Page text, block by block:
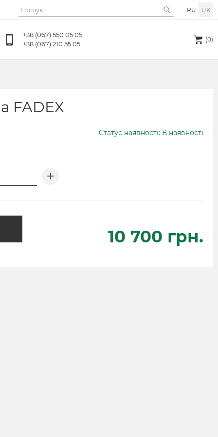
RU UK
+38 (067) 550 05 05
+38 (067) 210 55 05
(0)
FADEX
Статус наявності: В наявності
10 700 грн.